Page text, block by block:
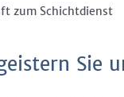
zum Schichtdienst
Sie